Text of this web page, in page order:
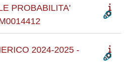
PROBABILITA'
2024-2025 -